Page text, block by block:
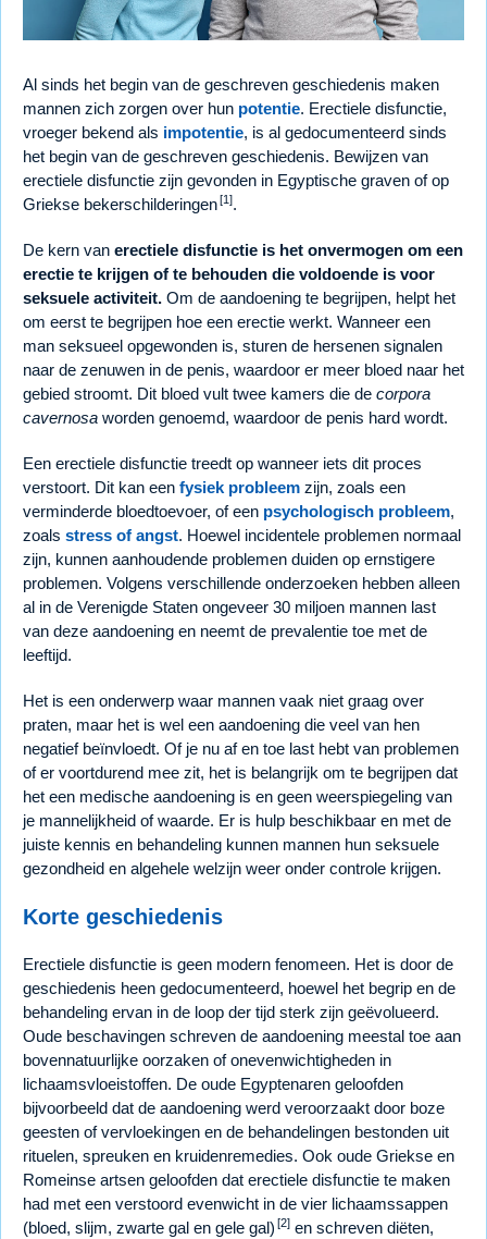
Al sinds het begin van de geschreven geschiedenis maken
mannen zich zorgen over hun potentie. Erectiele disfunctie,
vroeger bekend als impotentie, is al gedocumenteerd sinds
het begin van de geschreven geschiedenis. Bewijzen van
erectiele disfunctie zijn gevonden in Egyptische graven of op
Griekse bekerschilderingen[1].
De kern van erectiele disfunctie is het onvermogen om een
erectie te krijgen of te behouden die voldoende is voor
seksuele activiteit. Om de aandoening te begrijpen, helpt het
om eerst te begrijpen hoe een erectie werkt. Wanneer een
man seksueel opgewonden is, sturen de hersenen signalen
naar de zenuwen in de penis, waardoor er meer bloed naar het
gebied stroomt. Dit bloed vult twee kamers die de corpora
cavernosa worden genoemd, waardoor de penis hard wordt.
Een erectiele disfunctie treedt op wanneer iets dit proces
verstoort. Dit kan een fysiek probleem zijn, zoals een
verminderde bloedtoevoer, of een psychologisch probleem,
zoals stress of angst. Hoewel incidentele problemen normaal
zijn, kunnen aanhoudende problemen duiden op ernstigere
problemen. Volgens verschillende onderzoeken hebben alleen
al in de Verenigde Staten ongeveer 30 miljoen mannen last
van deze aandoening en neemt de prevalentie toe met de
leeftijd.
Het is een onderwerp waar mannen vaak niet graag over
praten, maar het is wel een aandoening die veel van hen
negatief beïnvloedt. Of je nu af en toe last hebt van problemen
of er voortdurend mee zit, het is belangrijk om te begrijpen dat
het een medische aandoening is en geen weerspiegeling van
je mannelijkheid of waarde. Er is hulp beschikbaar en met de
juiste kennis en behandeling kunnen mannen hun seksuele
gezondheid en algehele welzijn weer onder controle krijgen.
Korte geschiedenis
Erectiele disfunctie is geen modern fenomeen. Het is door de
geschiedenis heen gedocumenteerd, hoewel het begrip en de
behandeling ervan in de loop der tijd sterk zijn geëvolueerd.
Oude beschavingen schreven de aandoening meestal toe aan
bovennatuurlijke oorzaken of onevenwichtigheden in
lichaamsvloeistoffen. De oude Egyptenaren geloofden
bijvoorbeeld dat de aandoening werd veroorzaakt door boze
geesten of vervloekingen en de behandelingen bestonden uit
rituelen, spreuken en kruidenremedies. Ook oude Griekse en
Romeinse artsen geloofden dat erectiele disfunctie te maken
had met een verstoord evenwicht in de vier lichaamssappen
(bloed, slijm, zwarte gal en gele gal) [2] en schreven diëten,